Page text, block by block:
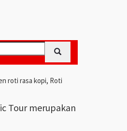
roti rasa kopi, Roti
Tour merupakan